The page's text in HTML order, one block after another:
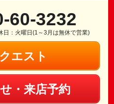
60-3232
日：火曜日(1～3月は無休で営業)
エスト
・来店予約